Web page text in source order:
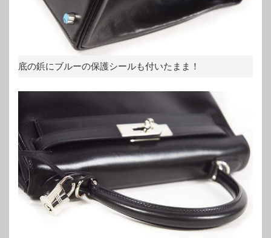
底の鋲にブルーの保護シールも付いたまま！